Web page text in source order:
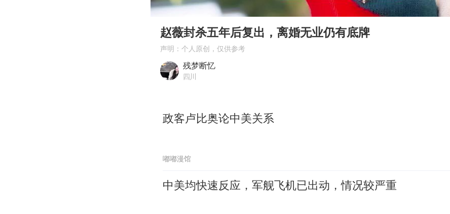
4.2平卫生间补漏注胶花1.55万
5万小车卖不动 微型代步车集体遇冷
00:00
赵薇封杀五年后复出，离婚无业仍有底牌
声明：个人原创，仅供参考
残梦断忆
四川
政客卢比奥论中美关系
嘟嘟漫馆
中美均快速反应，军舰飞机已出动，情况较严重